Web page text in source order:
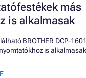
más
is alkalmasak
BROTHER DCP-
is